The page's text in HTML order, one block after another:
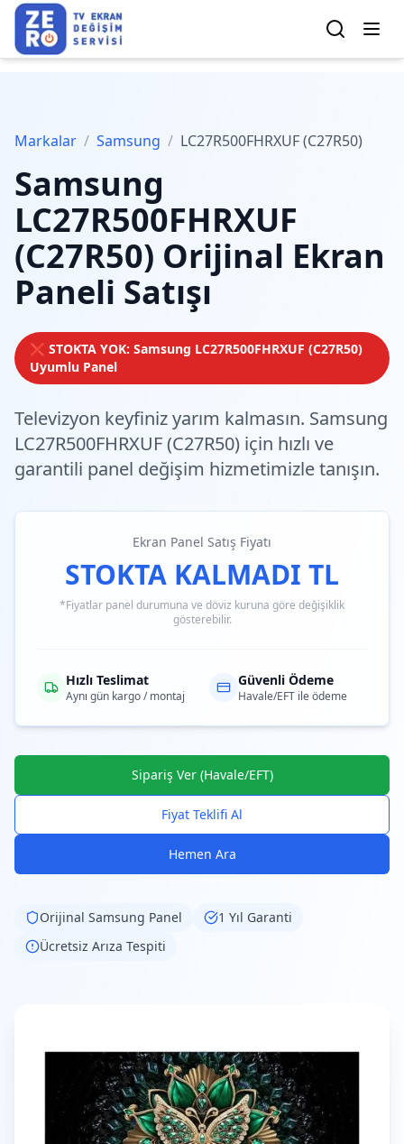
Markalar / Samsung / LC27R500FHRXUF (C27R50)
Samsung
LC27R500FHRXUF
(C27R50) Orijinal Ekran
Paneli Satışı
❌ STOKTA YOK: Samsung LC27R500FHRXUF (C27R50)
Uyumlu Panel
Televizyon keyfiniz yarım kalmasın. Samsung
LC27R500FHRXUF (C27R50) için hızlı ve
garantili panel değişim hizmetimizle tanışın.
Ekran Panel Satış Fiyatı
STOKTA KALMADI TL
*Fiyatlar panel durumuna ve döviz kuruna göre değişiklik
gösterebilir.
Hızlı Teslimat
Aynı gün kargo / montaj
Güvenli Ödeme
Havale/EFT ile ödeme
Sipariş Ver (Havale/EFT)
Fiyat Teklifi Al
Hemen Ara
Orijinal Samsung Panel
1 Yıl Garanti
Ücretsiz Arıza Tespiti